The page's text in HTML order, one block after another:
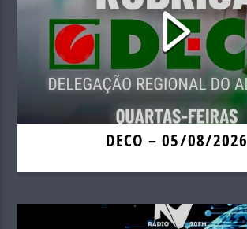
DECO – 05/08/2026